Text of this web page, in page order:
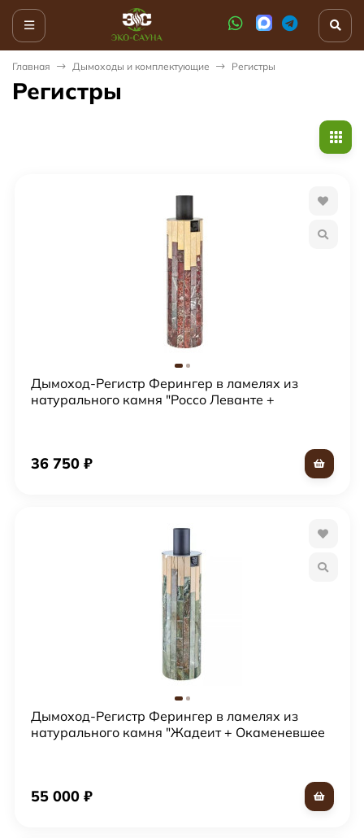
Главная Дымоходы и комплектующие Регистры
Регистры
Дымоход-Регистр Ферингер в ламелях из
натурального камня "Россо Леванте +
36 750 ₽
Дымоход-Регистр Ферингер в ламелях из
натурального камня "Жадеит + Окаменевшее
55 000 ₽